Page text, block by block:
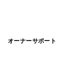
オーナーサポート